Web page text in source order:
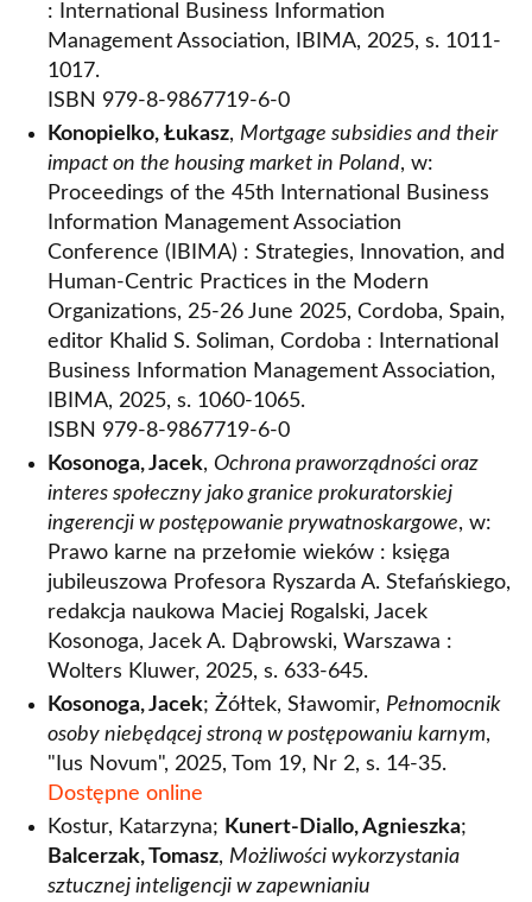
: International Business Information
Management Association, IBIMA, 2025, s. 1011-
1017.
ISBN 979-8-9867719-6-0
Konopielko, Łukasz, Mortgage subsidies and their
impact on the housing market in Poland, w:
Proceedings of the 45th International Business
Information Management Association
Conference (IBIMA) : Strategies, Innovation, and
Human-Centric Practices in the Modern
Organizations, 25-26 June 2025, Cordoba, Spain,
editor Khalid S. Soliman, Cordoba : International
Business Information Management Association,
IBIMA, 2025, s. 1060-1065.
ISBN 979-8-9867719-6-0
Kosonoga, Jacek, Ochrona praworządności oraz
interes społeczny jako granice prokuratorskiej
ingerencji w postępowanie prywatnoskargowe, w:
Prawo karne na przełomie wieków : księga
jubileuszowa Profesora Ryszarda A. Stefańskiego,
redakcja naukowa Maciej Rogalski, Jacek
Kosonoga, Jacek A. Dąbrowski, Warszawa :
Wolters Kluwer, 2025, s. 633-645.
Kosonoga, Jacek; Żółtek, Sławomir, Pełnomocnik
osoby niebędącej stroną w postępowaniu karnym,
"Ius Novum", 2025, Tom 19, Nr 2, s. 14-35.
Dostępne online
Kostur, Katarzyna; Kunert-Diallo, Agnieszka;
Balcerzak, Tomasz, Możliwości wykorzystania
sztucznej inteligencji w zapewnianiu